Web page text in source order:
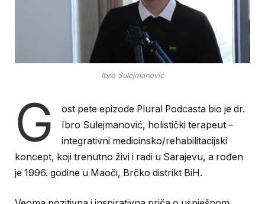
Ibro Sulejmanović
G ost pete epizode Plural Podcasta bio je dr.
Ibro Sulejmanović, holistički terapeut –
integrativni medicinsko/rehabilitacijski
koncept, koji trenutno živi i radi u Sarajevu, a rođen
je 1996. godine u Maoči, Brčko distrikt BiH.